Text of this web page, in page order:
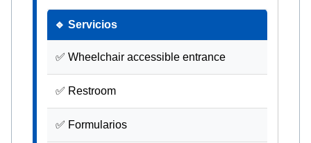
🔹 Servicios
✅ Wheelchair accessible entrance
✅ Restroom
✅ Formularios